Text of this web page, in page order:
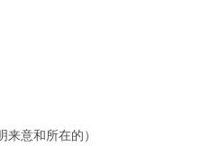
意和所在的）